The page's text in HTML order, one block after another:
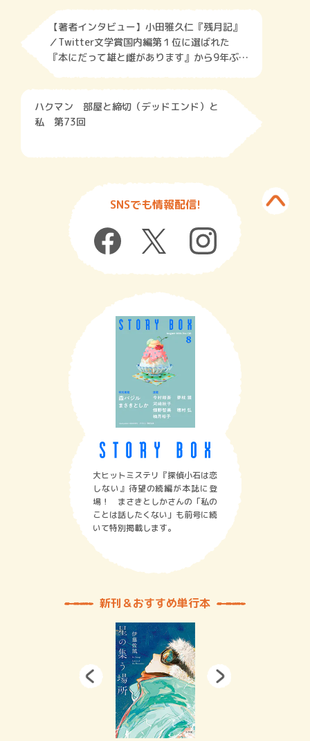
【著者インタビュー】小田雅久仁『残月記』
／Twitter文学賞国内編第１位に選ばれた
『本にだって雄と雌があります』から9年ぶり
の新作！
ハクマン 部屋と締切（デッドエンド）と
私 第73回
SNSでも情報配信!
大ヒットミステリ『探偵小石は恋
しない』待望の続編が本誌に登
場！ まさきとしかさんの「私の
ことは話したくない」も前号に続
いて特別掲載します。
新刊＆おすすめ単行本